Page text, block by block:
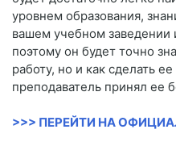
уровнем образования,
вашем учебном заведении
поэтому он будет точно
работу, но и как сделать
преподаватель принял ее
>>> ПЕРЕЙТИ НА